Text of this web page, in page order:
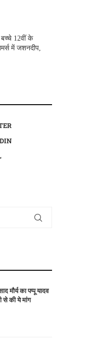
12वीं के
में जशनदीप,
मौर्य का पप्पू यादव
से की ये मांग